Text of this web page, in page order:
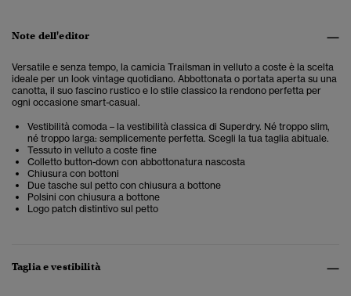
Note dell'editor
Versatile e senza tempo, la camicia Trailsman in velluto a coste è la scelta
ideale per un look vintage quotidiano. Abbottonata o portata aperta su una
canotta, il suo fascino rustico e lo stile classico la rendono perfetta per
ogni occasione smart-casual.
Vestibilità comoda – la vestibilità classica di Superdry. Né troppo slim,
né troppo larga: semplicemente perfetta. Scegli la tua taglia abituale.
Tessuto in velluto a coste fine
Colletto button-down con abbottonatura nascosta
Chiusura con bottoni
Due tasche sul petto con chiusura a bottone
Polsini con chiusura a bottone
Logo patch distintivo sul petto
Taglia e vestibilità